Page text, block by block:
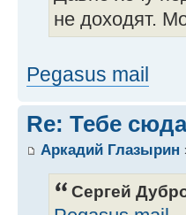
не доходят.
Pegasus mail
Re: Тебе
Аркадий Глазырин
Сергей